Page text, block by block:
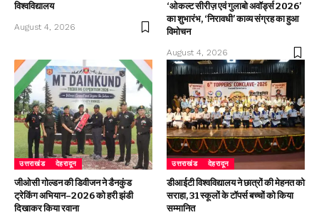
विश्वविद्यालय
August 4, 2026
‘ओकल्ट सीरीज़ एवं गुलाबो अवॉर्ड्स 2026’
का शुभारंभ, ‘निरावधी’ काव्य संग्रह का हुआ
विमोचन
August 4, 2026
उत्तराखंड देहरादून
जीओसी गोल्डन की डिवीजन ने डैनकुंड
ट्रेकिंग अभियान–2026 को हरी झंडी
दिखाकर किया रवाना
उत्तराखंड देहरादून
डीआईटी विश्वविद्यालय ने छात्रों की मेहनत को
सराहा, 31 स्कूलों के टॉपर्स बच्चों को किया
सम्मानित